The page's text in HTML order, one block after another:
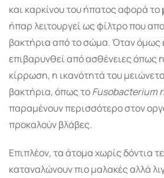
και καρκίνου του ήπατος αφορά το
ήπαρ λειτουργεί ως φίλτρο που
βακτήρια από το σώμα. Όταν όμως
επιβαρυνθεί από ασθένειες όπως
κίρρωση, η ικανότητά του
βακτήρια, όπως τοFusobacterium
παραμένουν περισσότερο στον
προκαλούν βλάβες.
Επιπλέον, τα άτομα χωρίς δόντια
καταναλώνουν πιο μαλακές αλλά